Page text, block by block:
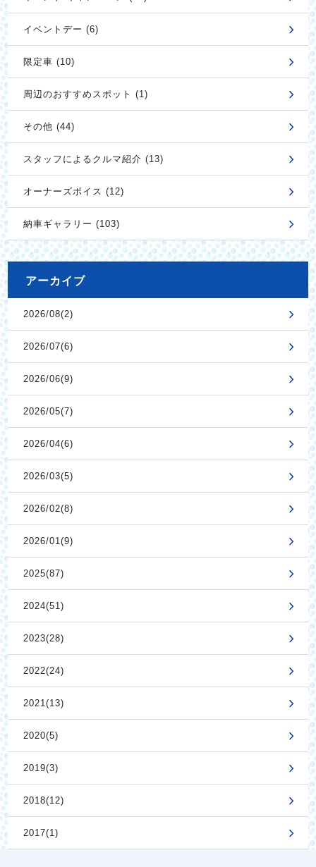
イベントデー (6)
限定車 (10)
周辺のおすすめスポット (1)
その他 (44)
スタッフによるクルマ紹介 (13)
オーナーズボイス (12)
納車ギャラリー (103)
アーカイブ
2026/08(2)
2026/07(6)
2026/06(9)
2026/05(7)
2026/04(6)
2026/03(5)
2026/02(8)
2026/01(9)
2025(87)
2024(51)
2023(28)
2022(24)
2021(13)
2020(5)
2019(3)
2018(12)
2017(1)